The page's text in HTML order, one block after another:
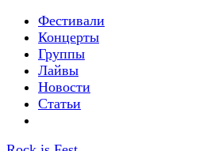
Фестивали
Концерты
Группы
Лайвы
Новости
Статьи